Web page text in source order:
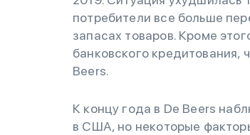
потребители все больше
запасах товаров. Кроме
банковского кредитования,
Beers.
К концу года в De Beers
в США, но некоторые